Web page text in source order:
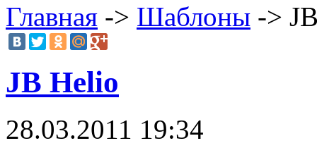
Главная -> Шаблоны ->
JB Helio
28.03.2011 19:34